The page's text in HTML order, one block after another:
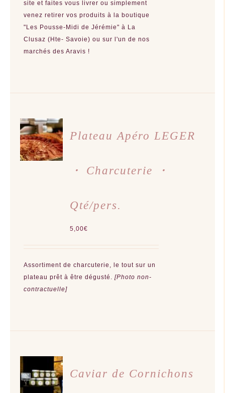
site et faites vous livrer ou simplement
venez retirer vos produits à la boutique
"Les Pousse-Midi de Jérémie" à La
Clusaz (Hte- Savoie) ou sur l'un de nos
marchés des Aravis !
AJOUTER
AU
PANIER
/
DÉTAILS
Plateau Apéro LEGER
・ Charcuterie ・
Qté/pers.
5,00€
Assortiment de charcuterie, le tout sur un
plateau prêt à être dégusté.[Photo non-
contractuelle]
AJOUTER
AU
PANIER
/
Caviar de Cornichons